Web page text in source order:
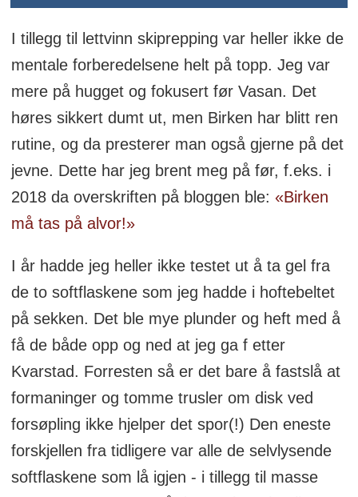
I tillegg til lettvinn skiprepping var heller ikke de
mentale forberedelsene helt på topp. Jeg var
mere på hugget og fokusert før Vasan. Det
høres sikkert dumt ut, men Birken har blitt ren
rutine, og da presterer man også gjerne på det
jevne. Dette har jeg brent meg på før, f.eks. i
2018 da overskriften på bloggen ble: «Birken
må tas på alvor!»
I år hadde jeg heller ikke testet ut å ta gel fra
de to softflaskene som jeg hadde i hoftebeltet
på sekken. Det ble mye plunder og heft med å
få de både opp og ned at jeg ga f etter
Kvarstad. Forresten så er det bare å fastslå at
formaninger og tomme trusler om disk ved
forsøpling ikke hjelper det spor(!) Den eneste
forskjellen fra tidligere var alle de selvlysende
softflaskene som lå igjen - i tillegg til masse